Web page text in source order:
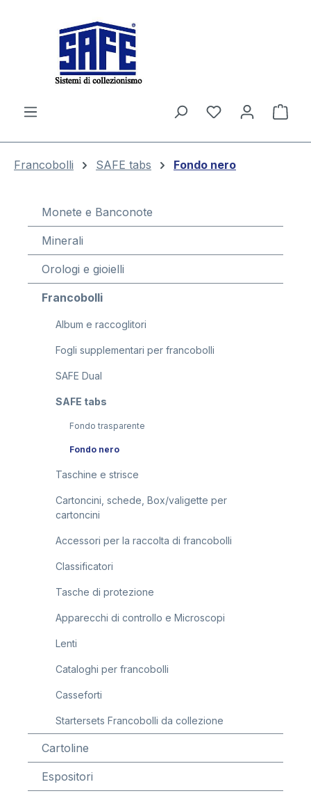
Il
Francobolli SAFE tabs Fondo nero
Monete e Banconote
Minerali
Orologi e gioielli
Francobolli
Album e raccoglitori
Fogli supplementari per francobolli
SAFE Dual
SAFE tabs
Fondo trasparente
Fondo nero
Taschine e strisce
Cartoncini, schede, Box/valigette per
cartoncini
Accessori per la raccolta di francobolli
Classificatori
Tasche di protezione
Apparecchi di controllo e Microscopi
Lenti
Cataloghi per francobolli
Casseforti
Startersets Francobolli da collezione
Cartoline
Espositori